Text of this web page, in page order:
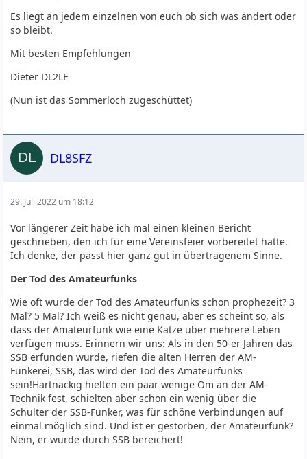
Es liegt an jedem einzelnen von euch ob sich was ändert oder
so bleibt.
Mit besten Empfehlungen
Dieter DL2LE
(Nun ist das Sommerloch zugeschüttet)
DL8SFZ
29. Juli 2022 um 18:12
Vor längerer Zeit habe ich mal einen kleinen Bericht
geschrieben, den ich für eine Vereinsfeier vorbereitet hatte.
Ich denke, der passt hier ganz gut in übertragenem Sinne.
Der Tod des Amateurfunks
Wie oft wurde der Tod des Amateurfunks schon prophezeit? 3
Mal? 5 Mal? Ich weiß es nicht genau, aber es scheint so, als
dass der Amateurfunk wie eine Katze über mehrere Leben
verfügen muss. Erinnern wir uns: Als in den 50-er Jahren das
SSB erfunden wurde, riefen die alten Herren der AM-
Funkerei, SSB, das wird der Tod des Amateurfunks
sein!Hartnäckig hielten ein paar wenige Om an der AM-
Technik fest, schielten aber schon ein wenig über die
Schulter der SSB-Funker, was für schöne Verbindungen auf
einmal möglich sind. Und ist er gestorben, der Amateurfunk?
Nein, er wurde durch SSB bereichert!